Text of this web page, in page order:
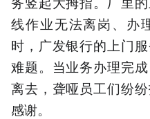
线作业无法离岗、办
时，广发银行的上门
难题。当业务办理完
离去，聋哑员工们纷
感谢。